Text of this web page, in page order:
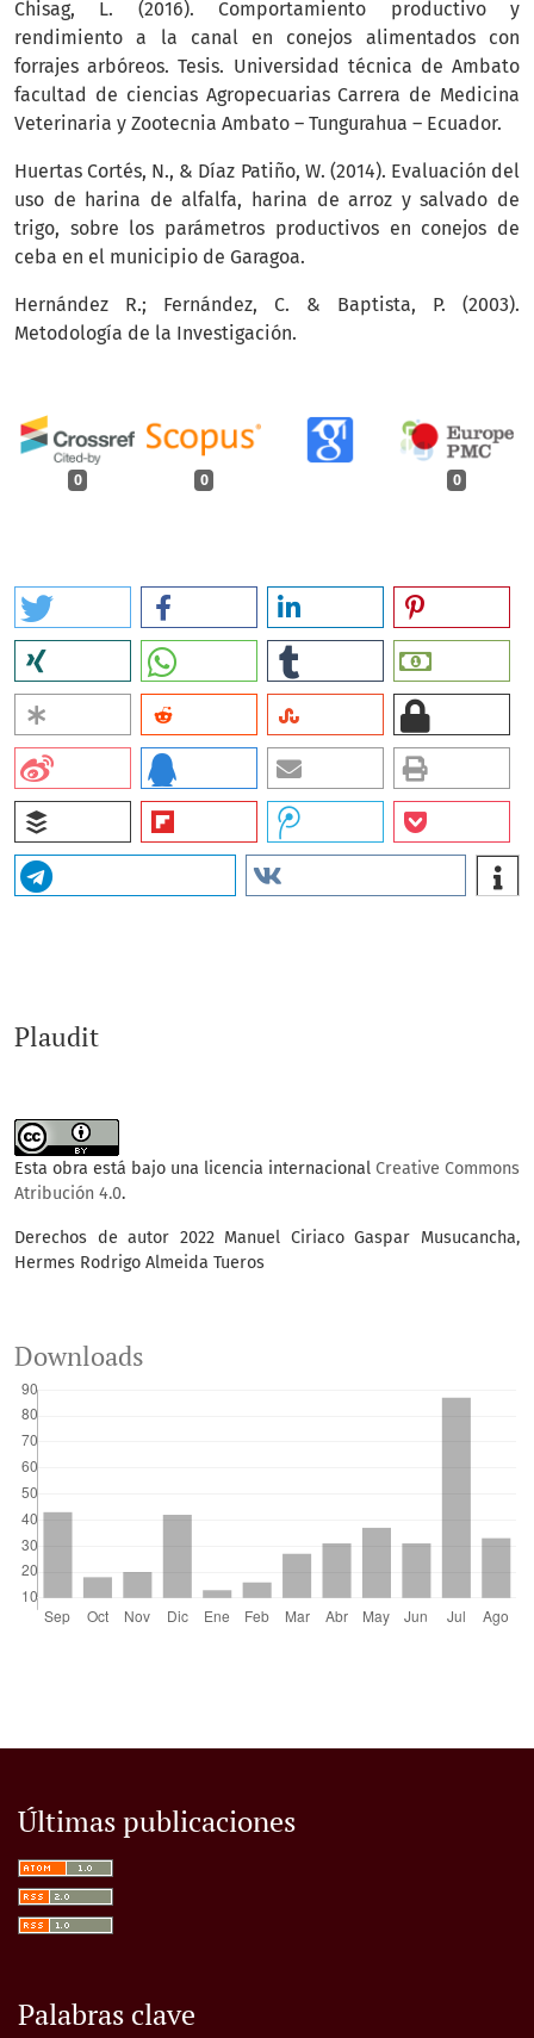
0 0 0
Plaudit
Chisag, L. (2016). Comportamiento productivo y
rendimiento a la canal en conejos alimentados con
forrajes arbóreos. Tesis. Universidad técnica de Ambato
facultad de ciencias Agropecuarias Carrera de Medicina
Veterinaria y Zootecnia Ambato – Tungurahua – Ecuador.
Huertas Cortés, N., & Díaz Patiño, W. (2014). Evaluación del
uso de harina de alfalfa, harina de arroz y salvado de
trigo, sobre los parámetros productivos en conejos de
ceba en el municipio de Garagoa.
Hernández R.; Fernández, C. & Baptista, P. (2003).
Metodología de la Investigación.
Esta obra está bajo una licencia internacional Creative Commons
Atribución 4.0.
Derechos de autor 2022 Manuel Ciriaco Gaspar Musucancha,
Hermes Rodrigo Almeida Tueros
Downloads
Últimas publicaciones
Palabras clave